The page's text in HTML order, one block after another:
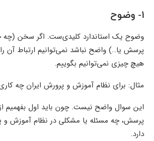
۱- وضوح
وضوح یک استاندارد کلیدی‌ست. اگر سخن (چه
پرسش یا…) واضح نباشد نمی‌توانیم ارتباط آن
هیچ چیزی نمی‌توانیم بگوییم.
مثال: برای نظام آموزش و پرورش ایران چه کاری
این سوال واضح نیست. چون باید اول بفهمیم
پرسش، چه مسئله یا مشکلی در نظام آموزش و
دارد.